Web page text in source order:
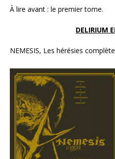
À lire avant : le premier tome.
DELIRIUM
NEMESIS, Les hérésies